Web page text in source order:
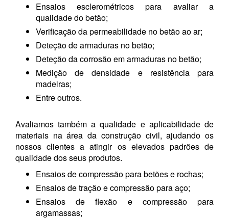
Ensaios esclerométricos para avaliar a
qualidade do betão;
Verificação da permeabilidade no betão ao ar;
Deteção de armaduras no betão;
Deteção da corrosão em armaduras no betão;
Medição de densidade e resistência para
madeiras;
Entre outros.
Avaliamos também a qualidade e aplicabilidade de
materiais na área da construção civil, ajudando os
nossos clientes a atingir os elevados padrões de
qualidade dos seus produtos.
Ensaios de compressão para betões e rochas;
Ensaios de tração e compressão para aço;
Ensaios de flexão e compressão para
argamassas;